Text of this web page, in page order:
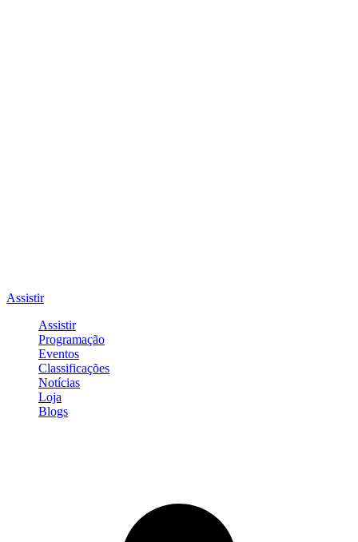
Assistir
Assistir
Programação
Eventos
Classificações
Notícias
Loja
Blogs